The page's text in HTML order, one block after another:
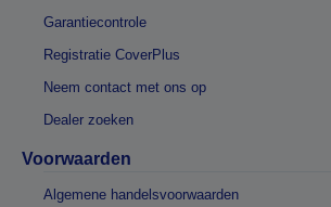
Garantiecontrole
Registratie CoverPlus
Neem contact met ons op
Dealer zoeken
Voorwaarden
Algemene handelsvoorwaarden